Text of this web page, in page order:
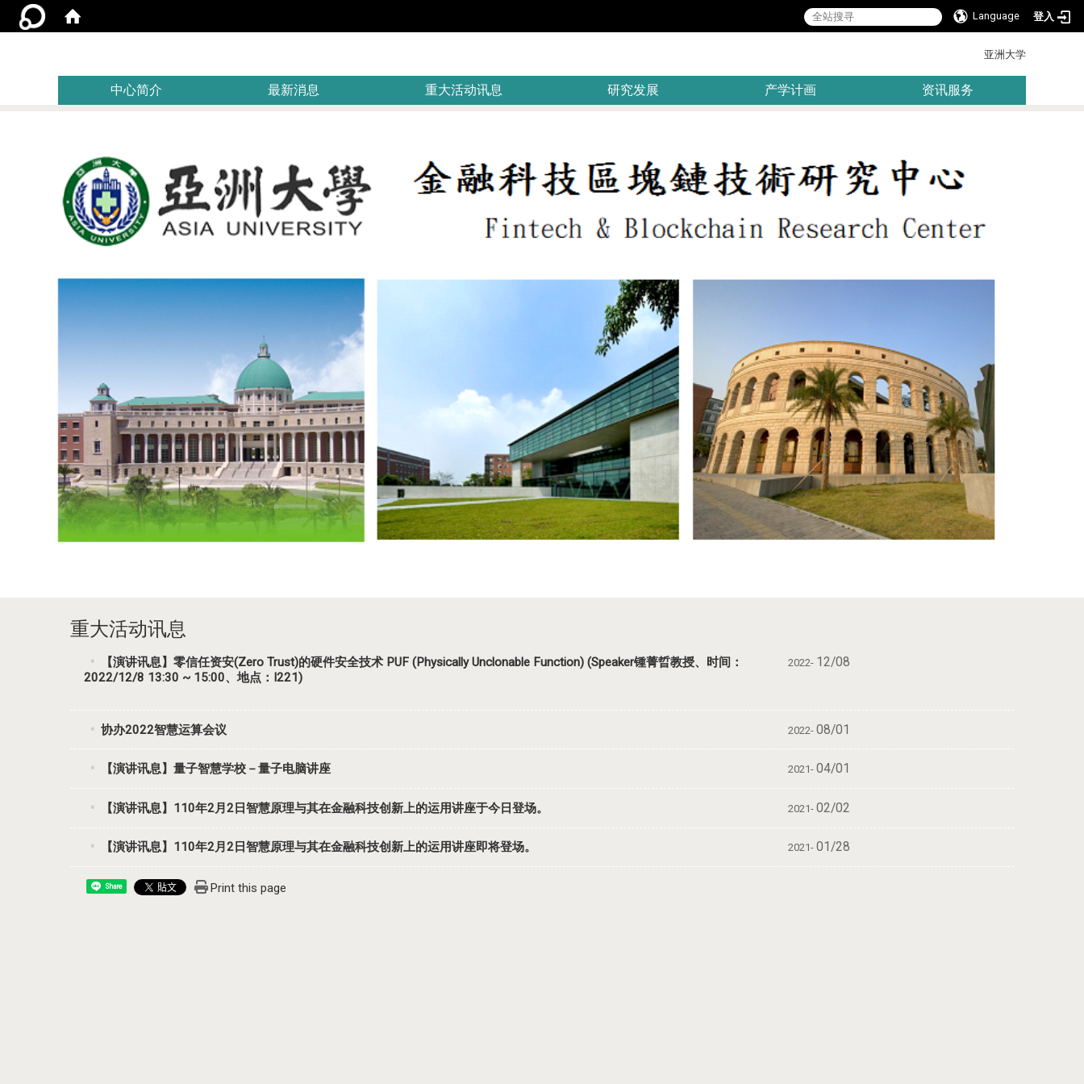
Language 登入
亚洲大学
中心简介 最新消息 重大活动讯息 研究发展 产学计画 资讯服务
重大活动讯息
【演讲讯息】零信任资安(Zero Trust)的硬件安全技术 PUF (Physically Unclonable Function) (Speaker锺菁晢教授、时间：
2022/12/8 13:30 ~ 15:00、地点：I221)
2022- 12/08
协办2022智慧运算会议 2022- 08/01
【演讲讯息】量子智慧学校－量子电脑讲座 2021- 04/01
【演讲讯息】110年2月2日智慧原理与其在金融科技创新上的运用讲座于今日登场。 2021- 02/02
【演讲讯息】110年2月2日智慧原理与其在金融科技创新上的运用讲座即将登场。 2021- 01/28
Share Print this page